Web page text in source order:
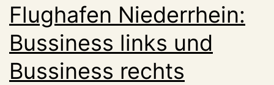
Flughafen Niederrhein:
Bussiness links und
Bussiness rechts